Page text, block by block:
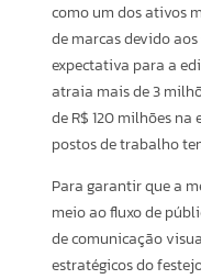
como um dos ativos
de marcas devido
expectativa para a
atraia mais de 3
de R$ 120 milhões
postos de trabalho
Para garantir que a
meio ao fluxo de
de comunicação
estratégicos do